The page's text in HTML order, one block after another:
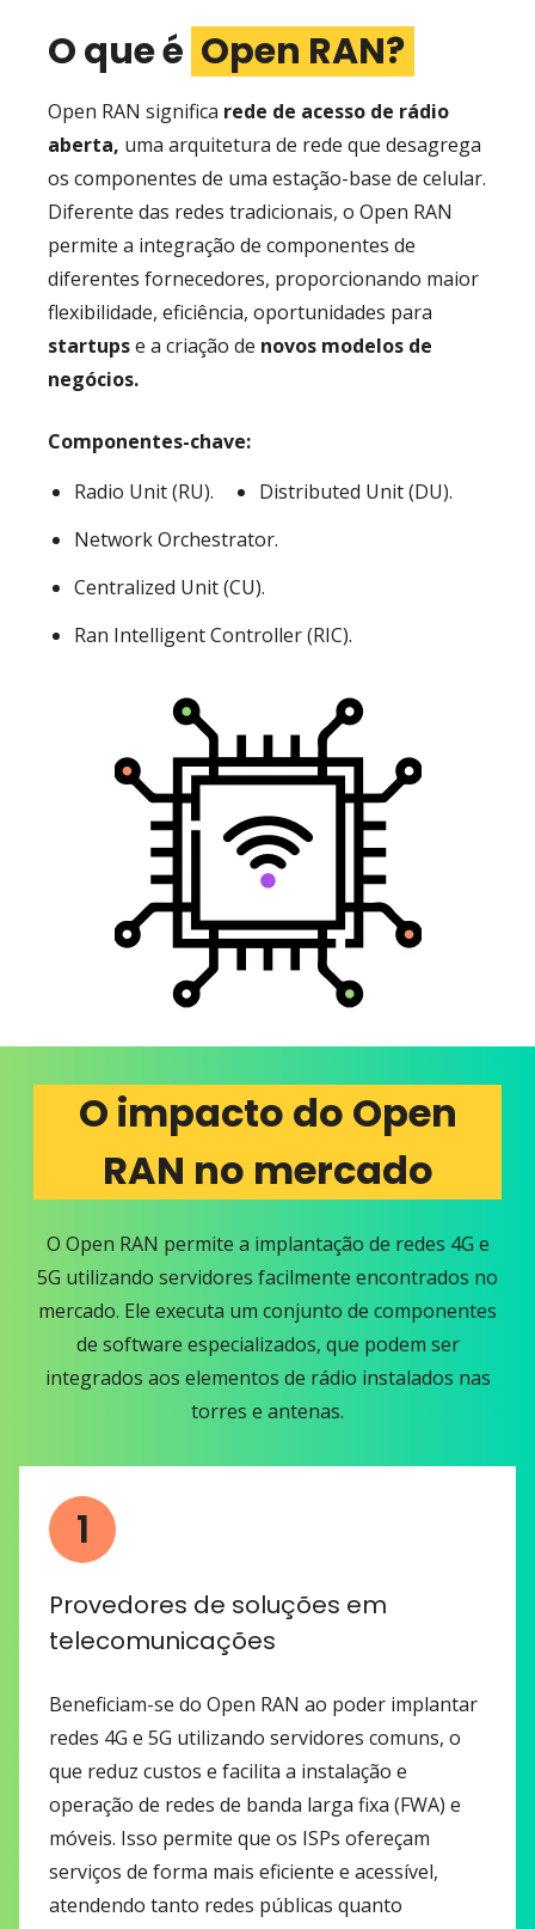
O que é Open RAN?
Open RAN significa rede de acesso de rádio
aberta, uma arquitetura de rede que desagrega
os componentes de uma estação-base de celular.
Diferente das redes tradicionais, o Open RAN
permite a integração de componentes de
diferentes fornecedores, proporcionando maior
flexibilidade, eficiência, oportunidades para
startupse a criação de novos modelos de
negócios.
Componentes-chave:
Radio Unit (RU).
Distributed Unit (DU).
Network Orchestrator.
Centralized Unit (CU).
Ran Intelligent Controller (RIC).
O impacto do Open
RAN no mercado
O Open RAN permite a implantação de redes 4G e
5G utilizando servidores facilmente encontrados no
mercado. Ele executa um conjunto de componentes
de software especializados, que podem ser
integrados aos elementos de rádio instalados nas
torres e antenas.
1
Provedores de soluções em
telecomunicações
Beneficiam-se do Open RAN ao poder implantar
redes 4G e 5G utilizando servidores comuns, o
que reduz custos e facilita a instalação e
operação de redes de banda larga fixa (FWA) e
móveis. Isso permite que os ISPs ofereçam
serviços de forma mais eficiente e acessível,
atendendo tanto redes públicas quanto